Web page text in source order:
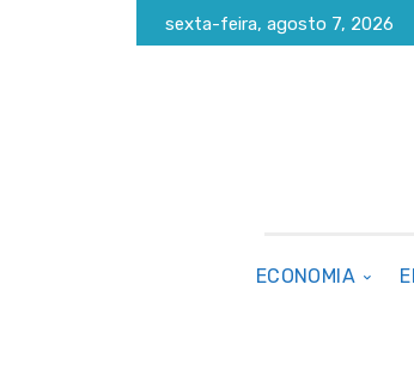
sexta-feira, agosto 7, 2026
ECONOMIA